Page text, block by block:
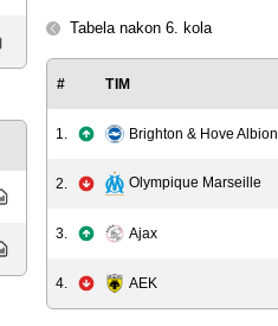
Tabela nakon 6. kola
# TIM
1. Brighton & Hove Albion
2. Olympique Marseille
3. Ajax
4. AEK